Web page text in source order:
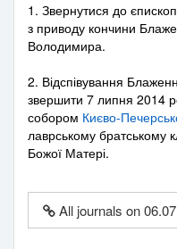
1. Звернутися до
з приводу кончини
Володимира.
2. Відспівування
звершити 7 липня 2014
собором Києво-
лаврському братському
Божої Матері.
All journals on